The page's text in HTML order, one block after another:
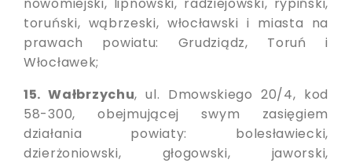
toruński, wąbrzeski, włocławski i miasta na
prawach powiatu: Grudziądz, Toruń i
Włocławek;
15. Wałbrzychu, ul. Dmowskiego 20/4, kod
58-300, obejmującej swym zasięgiem
działania powiaty: bolesławiecki,
dzierżoniowski, głogowski, jaworski,